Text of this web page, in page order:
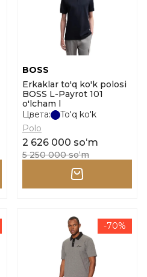
BOSS
Erkaklar to'q ko'k polosi
BOSS L-Payrot 101
o'lcham l
Цвета:
To'q ko'k
Polo
2 626 000 soʻm
5 250 000 soʻm
-70%